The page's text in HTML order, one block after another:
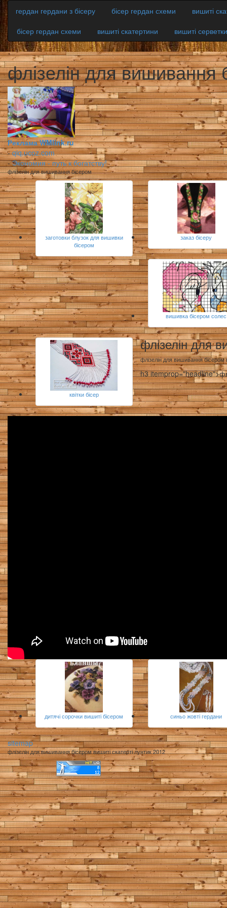
гердан гердани з бісеру бісер гердан схеми
вишиті
бісер гердан схеми
вишиті скатертини вишиті серветки
флізелін для вишивання
Реклама WMlink.ru
-qiq.ucoz.com
-Экономия - путь к богатству!
флізелін для вишивання бісером
заготовки блузок для вишивки
бісером
заказ бісеру
вишивка бісером солес
квітки бісер
флізелін для
флізелін для вишивання бісером
h3
дитячі сорочки вишиті бісером синьо жовті гердани
sitemap
флізелін для вишивання бісером вишиті скатерті лунтик 2012